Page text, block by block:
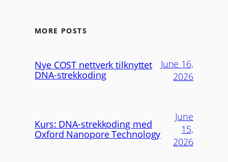
MORE POSTS
Nye COST nettverk tilknyttet
DNA-strekkoding
June 16,
2026
Kurs: DNA-strekkoding med
Oxford Nanopore Technology
June
15,
2026